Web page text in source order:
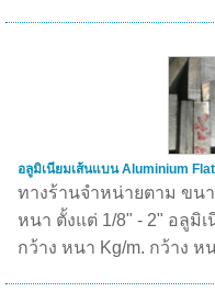
อลูมิเนียมเส้นแบน Aluminium
ทางร้านจำหน่ายตาม ขน
หนา ตั้งแต่ 1/8" - 2" อลูมิ
กว้าง หนา Kg/m. กว้าง ห